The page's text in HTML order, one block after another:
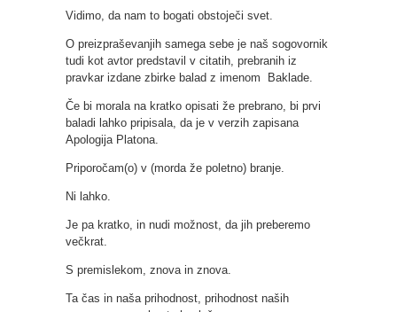
Vidimo, da nam to bogati obstoječi svet.
O preizpraševanjih samega sebe je naš sogovornik
tudi kot avtor predstavil v citatih, prebranih iz
pravkar izdane zbirke balad z imenom Baklade.
Če bi morala na kratko opisati že prebrano, bi prvi
baladi lahko pripisala, da je v verzih zapisana
Apologija Platona.
Priporočam(o) v (morda že poletno) branje.
Ni lahko.
Je pa kratko, in nudi možnost, da jih preberemo
večkrat.
S premislekom, znova in znova.
Ta čas in naša prihodnost, prihodnost naših